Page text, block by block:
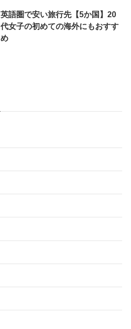
英語圏で安い旅行先【5か国】20
代女子の初めての海外にもおすす
め